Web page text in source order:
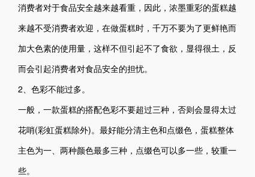
消费者对于食品安全越来越看重，因此，浓墨重彩的蛋糕越
来越不受消费者欢迎，在做蛋糕时，千万不要为了更鲜艳而
加大色素的使用量，这样不但引起不了食欲，显得很土，反
而会引起消费者对食品安全的担忧。
2、色彩不能过多。
一般，一款蛋糕的搭配色彩不要超过三种，否则会显得太过
花哨(彩虹蛋糕除外)。最好能分清主色和点缀色，蛋糕整体
主色为一、两种颜色最多三种，点缀色可以多一些，较重一
些。